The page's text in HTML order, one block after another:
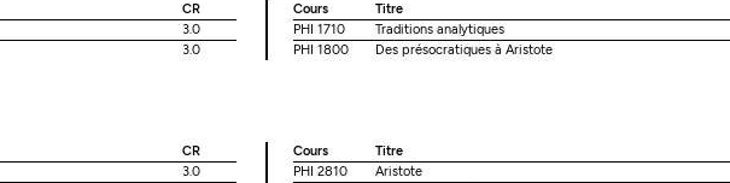
CR
3.0
3.0
Cours Titre
PHI 1710
Traditions analytiques
PHI 1800
Des présocratiques à Aristote
CR
3.0
Cours Titre
PHI 2810
Aristote